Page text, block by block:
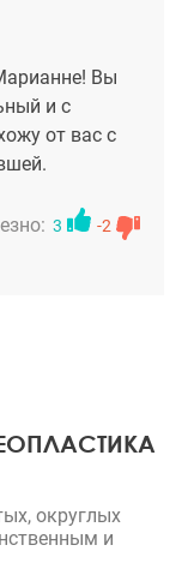
Вы
и с
от вас с
3 -2
округлых
и